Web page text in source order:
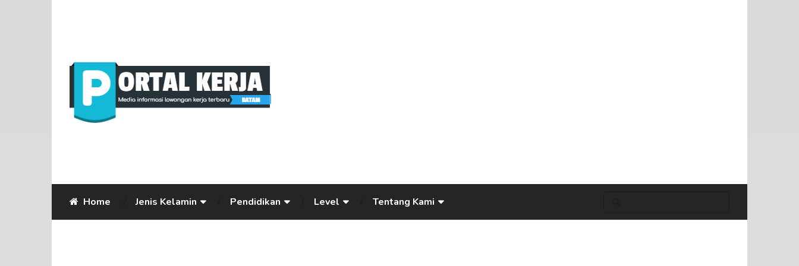
Home Jenis Kelamin Pendidikan Level Tentang Kami